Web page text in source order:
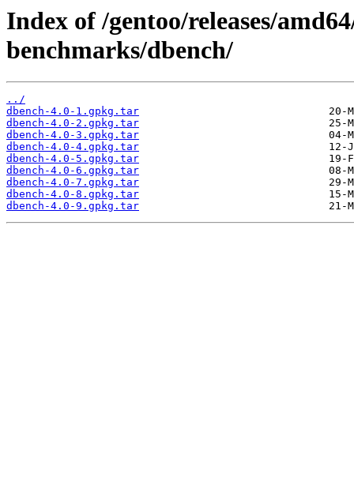
Index of /gentoo/releases/
benchmarks/dbench/
../
dbench-4.0-1.gpkg.tar
dbench-4.0-2.gpkg.tar
dbench-4.0-3.gpkg.tar
dbench-4.0-4.gpkg.tar
dbench-4.0-5.gpkg.tar
dbench-4.0-6.gpkg.tar
dbench-4.0-7.gpkg.tar
dbench-4.0-8.gpkg.tar
dbench-4.0-9.gpkg.tar